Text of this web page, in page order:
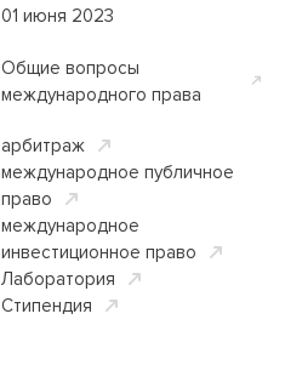
01 июня 2023
Общие вопросы
международного права
арбитраж
международное публичное
право
международное
инвестиционное право
Лаборатория
Cтипендия